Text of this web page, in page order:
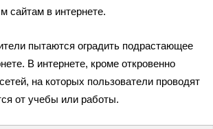
сайтам в интернете.
пытаются оградить подрастающее
В интернете, кроме откровенно
на которых пользователи проводят
от учебы или работы.